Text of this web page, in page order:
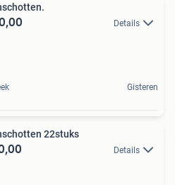
Details
Gisteren
22stuks
Details